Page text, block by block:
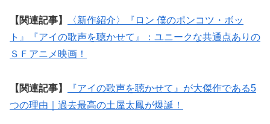
【関連記事】
〈新作紹介〉『ロン 僕のポンコツ・ボッ
ト』『アイの歌声を聴かせて』：ユニークな共通点ありの
ＳＦアニメ映画！
【関連記事】
『アイの歌声を聴かせて』が大傑作である5
つの理由｜過去最高の土屋太鳳が爆誕！